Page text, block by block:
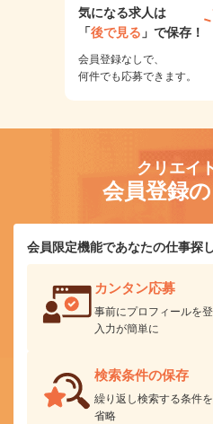
気になる求人は
「後で見る 」で保存！
会員登録なしで、
何件でも応募できます。
クリエイ
会員登録
会員限定機能であなたの仕事探
カンタン応募
事前にプロフィールを
入力が簡単に
検索条件の保存
繰り返し検索する条件
省略